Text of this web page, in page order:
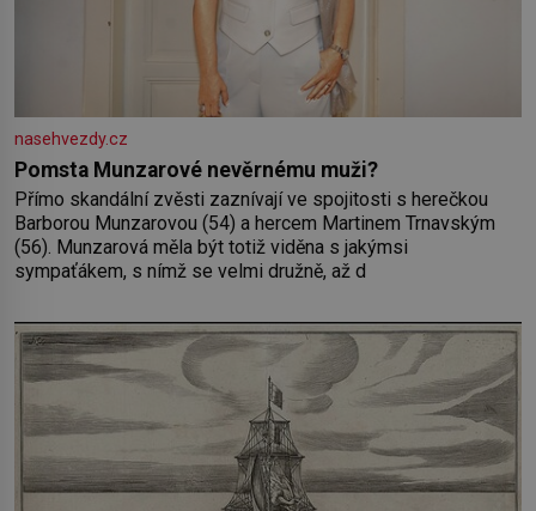
nasehvezdy.cz
Pomsta Munzarové nevěrnému muži?
Přímo skandální zvěsti zaznívají ve spojitosti s herečkou
Barborou Munzarovou (54) a hercem Martinem Trnavským
(56). Munzarová měla být totiž viděna s jakýmsi
sympaťákem, s nímž se velmi družně, až d